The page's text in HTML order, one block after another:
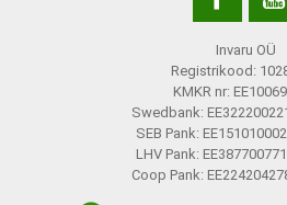
Invaru OÜ
Registrikood:
KMKR nr:
Swedbank:
SEB Pank:
LHV Pank:
Coop Pank: